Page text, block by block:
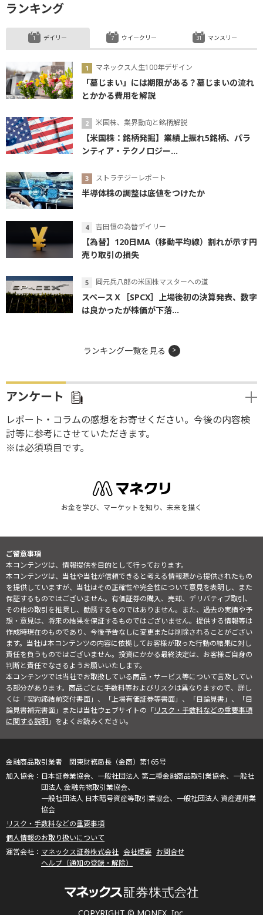
ランキング
デイリー
マネックス人生100年デザイン
「墓じまい」には期限がある？墓じまいの流れ
とかかる費用を解説
米国株、業界動向と銘柄解説
【米国株：銘柄発掘】業績上振れ5銘柄、パラ
ンティア・テクノロジー...
ストラテジーレポート
半導体株の調整は底値をつけたか
吉田恒の為替デイリー
【為替】120日MA（移動平均線）割れが示す円
売り取引の損失
岡元兵八郎の米国株マスターへの道
スペースＸ［SPCX］上場後初の決算発表、数字
は良かったが株価が下落...
ウイークリー マンスリー
ランキング一覧を見る
アンケート
レポート・コラムの感想をお寄せください。今後の内容検
討等に参考にさせていただきます。
※は必須項目です。
お金を学び、マーケットを知り、未来を描く
ご留意事項
本コンテンツは、情報提供を目的として行っております。
本コンテンツは、当社や当社が信頼できると考える情報源から提供されたもの
を提供していますが、当社はその正確性や完全性について意見を表明し、また
保証するものではございません。有価証券の購入、売却、デリバティブ取引、
その他の取引を推奨し、勧誘するものではありません。また、過去の実績や予
想・意見は、将来の結果を保証するものではございません。提供する情報等は
作成時現在のものであり、今後予告なしに変更または削除されることがござい
ます。当社は本コンテンツの内容に依拠してお客様が取った行動の結果に対し
責任を負うものではございません。投資にかかる最終決定は、お客様ご自身の
判断と責任でなさるようお願いいたします。
本コンテンツでは当社でお取扱している商品・サービス等について言及してい
る部分があります。商品ごとに手数料等およびリスクは異なりますので、詳し
くは「契約締結前交付書面」、「上場有価証券等書面」、「目論見書」、「目
論見書補完書面」または当社ウェブサイトの「リスク・手数料などの重要事項
に関する説明」をよくお読みください。
COPYRIGHT © MONEX, Inc.
金融商品取引業者 関東財務局長（金商）第165号
日本証券業協会、一般社団法人 第二種金融商品取引業協会、一般社
団法人 金融先物取引業協会、
一般社団法人 日本暗号資産等取引業協会、一般社団法人 資産運用業
協会
リスク・手数料などの重要事項
個人情報のお取り扱いについて
マネックス証券株式会社 会社概要 お問合せ
ヘルプ（通知の登録・解除）